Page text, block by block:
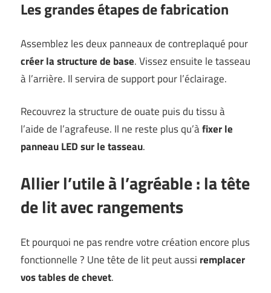
Les grandes étapes de fabrication
Assemblez les deux panneaux de contreplaqué pour
créer la structure de base. Vissez ensuite le tasseau
à l’arrière. Il servira de support pour l’éclairage.
Recouvrez la structure de ouate puis du tissu à
l’aide de l’agrafeuse. Il ne reste plus qu’àfixer le
panneau LED sur le tasseau.
Allier l’utile à l’agréable : la tête
de lit avec rangements
Et pourquoi ne pas rendre votre création encore plus
fonctionnelle ? Une tête de lit peut aussi remplacer
vos tables de chevet.